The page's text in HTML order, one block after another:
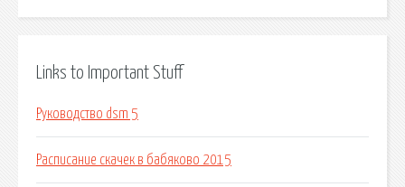
Links to Important Stuff
Руководство dsm 5
Расписание скачек в бабяково 2015